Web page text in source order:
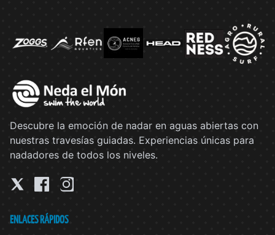
Descubre la emoción de nadar en aguas abiertas con
nuestras travesías guiadas. Experiencias únicas para
nadadores de todos los niveles.
ENLACES RÁPIDOS